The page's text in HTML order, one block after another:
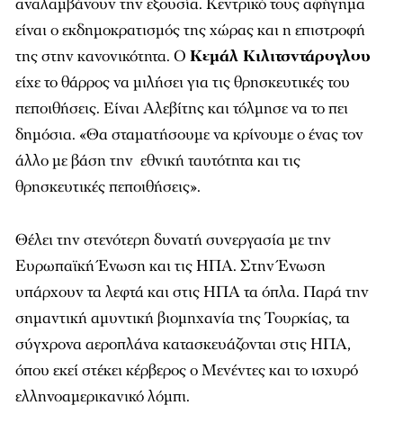
είναι ο εκδημοκρατισμός της χώρας και η επιστροφή
της στην κανονικότητα. Ο Κεμάλ Κιλιτσντάρογλου
είχε το θάρρος να μιλήσει για τις θρησκευτικές του
πεποιθήσεις. Είναι Αλεβίτης και τόλμησε να το πει
δημόσια. «Θα σταματήσουμε να κρίνουμε ο ένας τον
άλλο με βάση την εθνική ταυτότητα και τις
θρησκευτικές πεποιθήσεις».
Θέλει την στενότερη δυνατή συνεργασία με την
Ευρωπαϊκή Ένωση και τις ΗΠΑ. Στην Ένωση
υπάρχουν τα λεφτά και στις ΗΠΑ τα όπλα. Παρά την
σημαντική αμυντική βιομηχανία της Τουρκίας, τα
σύγχρονα αεροπλάνα κατασκευάζονται στις ΗΠΑ,
όπου εκεί στέκει κέρβερος ο Μενέντες και το ισχυρό
ελληνοαμερικανικό λόμπι.